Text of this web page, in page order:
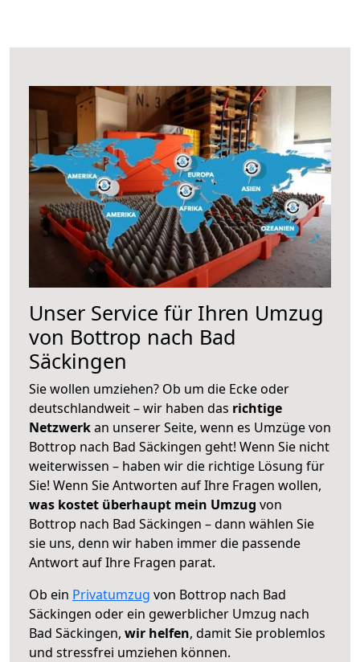
Unser Service für Ihren Umzug
von Bottrop nach Bad
Säckingen
Sie wollen umziehen? Ob um die Ecke oder
deutschlandweit – wir haben das richtige
Netzwerkan unserer Seite, wenn es Umzüge von
Bottrop nach Bad Säckingen geht! Wenn Sie nicht
weiterwissen – haben wir die richtige Lösung für
Sie! Wenn Sie Antworten auf Ihre Fragen wollen,
was kostet überhaupt mein Umzug von
Bottrop nach Bad Säckingen – dann wählen Sie
sie uns, denn wir haben immer die passende
Antwort auf Ihre Fragen parat.
Ob ein Privatumzug von Bottrop nach Bad
Säckingen oder ein gewerblicher Umzug nach
Bad Säckingen, wir helfen, damit Sie problemlos
und stressfrei umziehen können.